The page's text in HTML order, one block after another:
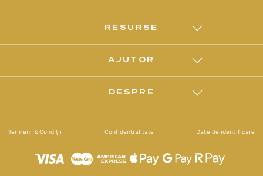
RESURSE
AJUTOR
DESPRE
Termeni & Condiții Confidențialitate Date de identificare